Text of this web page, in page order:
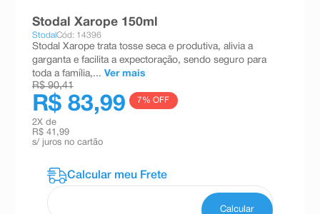
Stodal Xarope 150ml
StodalCód: 14396
Stodal Xarope trata tosse seca e produtiva, alivia a
garganta e facilita a expectoração, sendo seguro para
toda a família,... Ver mais
R$ 90,41
R$ 83,99 7% OFF
2X de
R$ 41,99
s/ juros no cartão
teste gravidez
esmalte
10ºabsorvente